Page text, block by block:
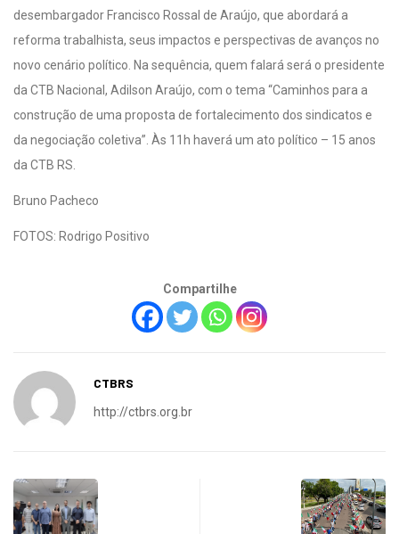
desembargador Francisco Rossal de Araújo, que abordará a
reforma trabalhista, seus impactos e perspectivas de avanços no
novo cenário político. Na sequência, quem falará será o presidente
da CTB Nacional, Adilson Araújo, com o tema “Caminhos para a
construção de uma proposta de fortalecimento dos sindicatos e
da negociação coletiva”. Às 11h haverá um ato político – 15 anos
da CTB RS.
Bruno Pacheco
FOTOS: Rodrigo Positivo
Compartilhe
CTBRS
http://ctbrs.org.br